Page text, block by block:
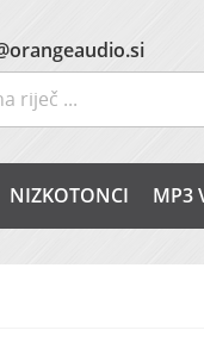
NIZKOTONCI MP3